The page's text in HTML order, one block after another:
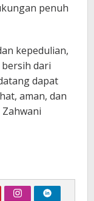
penuh
kepedulian,
dari
dapat
aman, dan